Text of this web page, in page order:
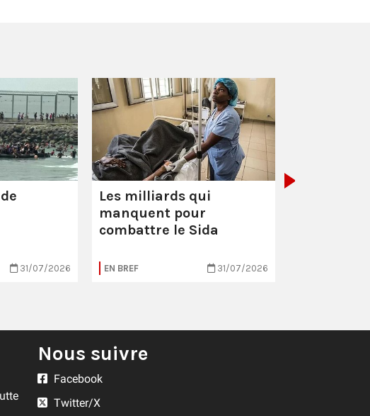
31/07/2026
Les milliards qui
manquent pour
combattre le Sida
EN BREF 31/07/2026
Nous suivre
Facebook
Twitter/X